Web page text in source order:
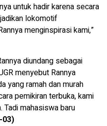
untuk hadir karena secara
lokomotif
menginspirasi kami,”
diundang sebagai
menyebut Rannya
yang ramah dan murah
pemikiran terbuka, kami
Tadi mahasiswa baru
03)